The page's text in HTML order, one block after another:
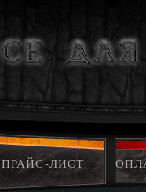
ПРАЙС-ЛИСТ